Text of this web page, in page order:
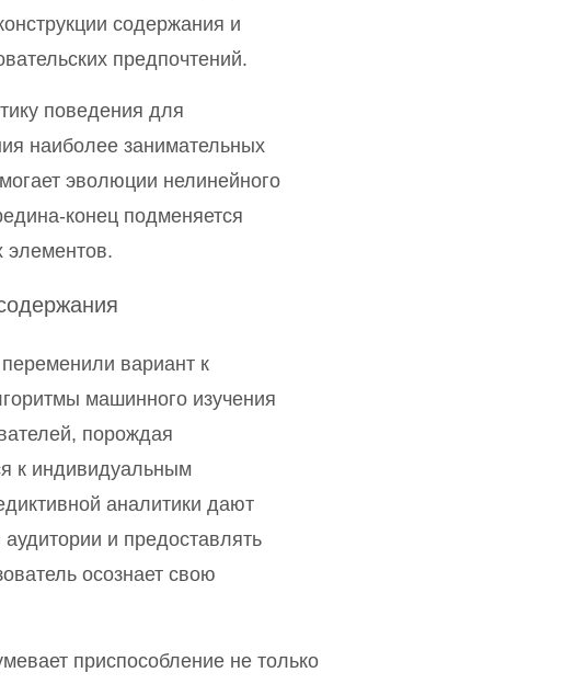
содержания и
предпочтений.
поведения для
наиболее занимательных
эволюции нелинейного
конец подменяется
элементов.
вариант к
машинного изучения
порождая
к индивидуальным
аналитики дают
и предоставлять
осознает свою
приспособление не только